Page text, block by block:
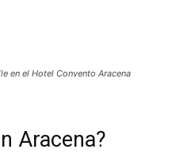
en el Hotel Convento Aracena
Aracena?